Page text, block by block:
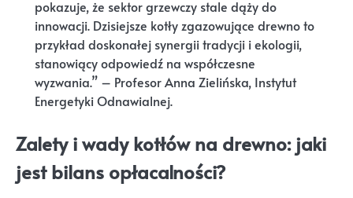
pokazuje, że sektor grzewczy stale dąży do
innowacji. Dzisiejsze kotły zgazowujące drewno to
przykład doskonałej synergii tradycji i ekologii,
stanowiący odpowiedź na współczesne
wyzwania.” – Profesor Anna Zielińska, Instytut
Energetyki Odnawialnej.
Zalety i wady kotłów na drewno: jaki
jest bilans opłacalności?